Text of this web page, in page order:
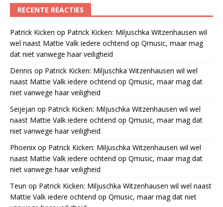
RECENTE REACTIES
Patrick Kicken op Patrick Kicken: Miljuschka Witzenhausen wil
wel naast Mattie Valk iedere ochtend op Qmusic, maar mag
dat niet vanwege haar veiligheid
Dennis op Patrick Kicken: Miljuschka Witzenhausen wil wel
naast Mattie Valk iedere ochtend op Qmusic, maar mag dat
niet vanwege haar veiligheid
Seijejan op Patrick Kicken: Miljuschka Witzenhausen wil wel
naast Mattie Valk iedere ochtend op Qmusic, maar mag dat
niet vanwege haar veiligheid
Phoenix op Patrick Kicken: Miljuschka Witzenhausen wil wel
naast Mattie Valk iedere ochtend op Qmusic, maar mag dat
niet vanwege haar veiligheid
Teun op Patrick Kicken: Miljuschka Witzenhausen wil wel naast
Mattie Valk iedere ochtend op Qmusic, maar mag dat niet